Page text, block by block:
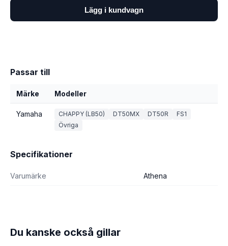
Lägg i kundvagn
Passar till
Märke Modeller
Yamaha CHAPPY (LB50) DT50MX DT50R
FS1
Övriga
Specifikationer
Varumärke Athena
Du kanske också gillar